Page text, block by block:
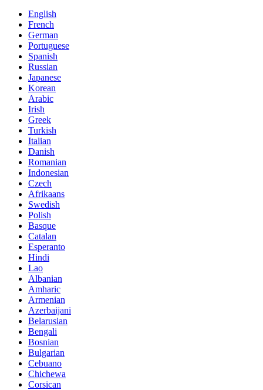
English
French
German
Portuguese
Spanish
Russian
Japanese
Korean
Arabic
Irish
Greek
Turkish
Italian
Danish
Romanian
Indonesian
Czech
Afrikaans
Swedish
Polish
Basque
Catalan
Esperanto
Hindi
Lao
Albanian
Amharic
Armenian
Azerbaijani
Belarusian
Bengali
Bosnian
Bulgarian
Cebuano
Chichewa
Corsican